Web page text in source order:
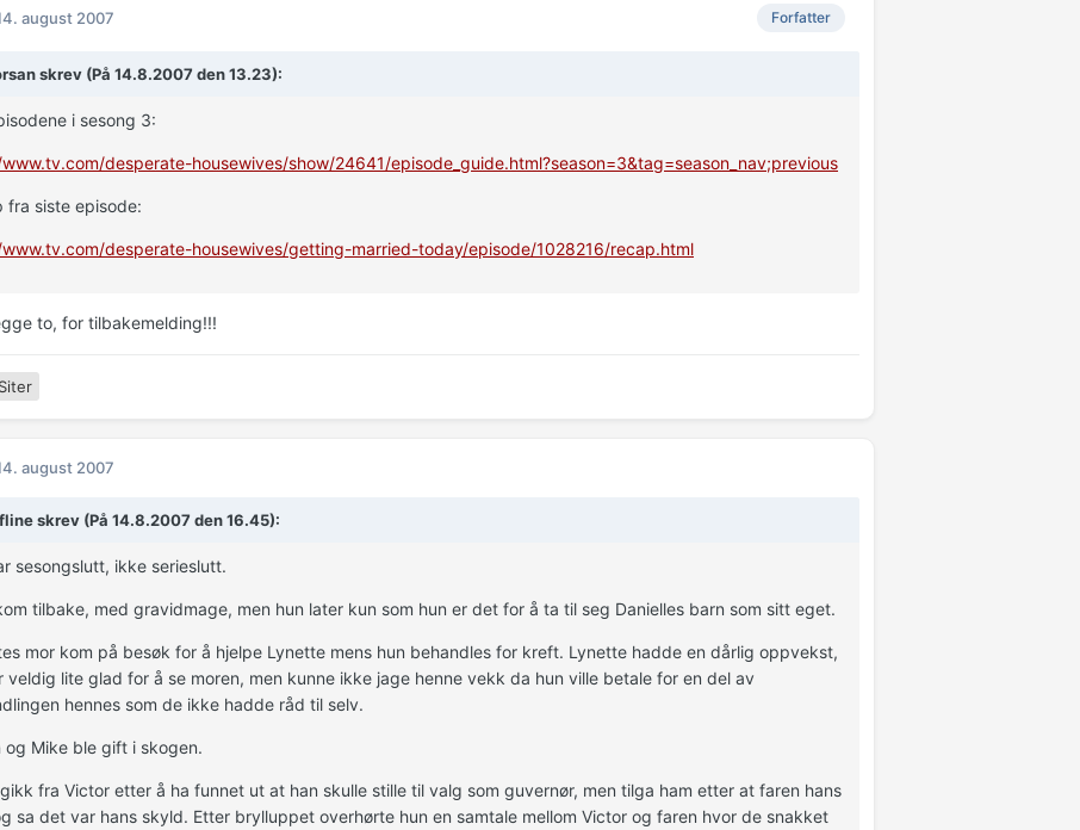
Forfatter
august 2007
skrev (På 14.8.2007 den 13.23):
i sesong 3:
desperate-housewives/show/24641/episode_guide.html?season=3&tag=season_nav;previous
fra siste episode:
desperate-housewives/getting-married-today/episode/1028216/recap.html
to, for tilbakemelding!!!
Siter
august 2007
skrev (På 14.8.2007 den 16.45):
sesongslutt, ikke serieslutt.
tilbake, med gravidmage, men hun later kun som hun er det for å ta til seg Danielles barn som sitt eget.
mor kom på besøk for å hjelpe Lynette mens hun behandles for kreft. Lynette hadde en dårlig oppvekst,
veldig lite glad for å se moren, men kunne ikke jage henne vekk da hun ville betale for en del av
hennes som de ikke hadde råd til selv.
og Mike ble gift i skogen.
fra Victor etter å ha funnet ut at han skulle stille til valg som guvernør, men tilga ham etter at faren hans
sa det var hans skyld. Etter brylluppet overhørte hun en samtale mellom Victor og faren hvor de snakket